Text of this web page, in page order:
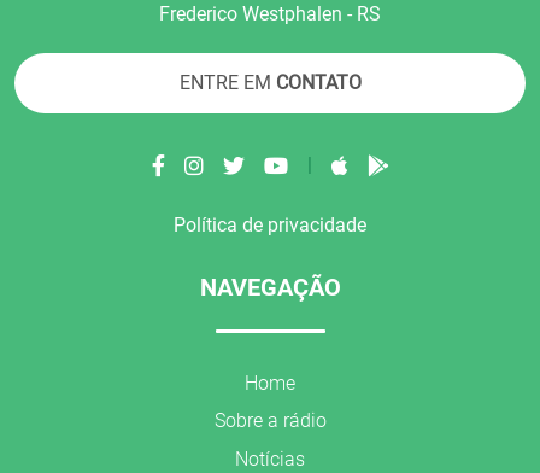
Frederico Westphalen - RS
ENTRE EM CONTATO
|
Política de privacidade
NAVEGAÇÃO
Home
Sobre a rádio
Notícias